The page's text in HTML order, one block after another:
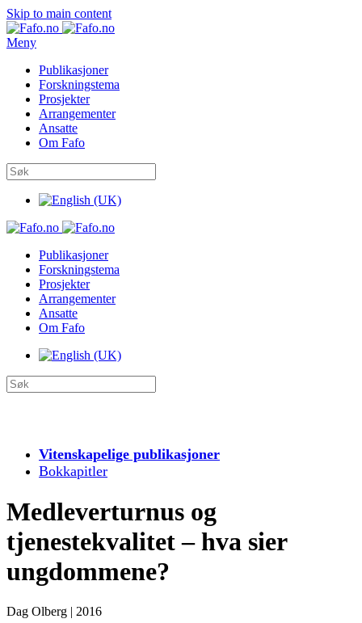
Skip to main content
Meny
Publikasjoner
Forskningstema
Prosjekter
Arrangementer
Ansatte
Om Fafo
Publikasjoner
Forskningstema
Prosjekter
Arrangementer
Ansatte
Om Fafo
Vitenskapelige publikasjoner
Bokkapitler
Medleverturnus og
tjenestekvalitet – hva sier
ungdommene?
Dag Olberg | 2016